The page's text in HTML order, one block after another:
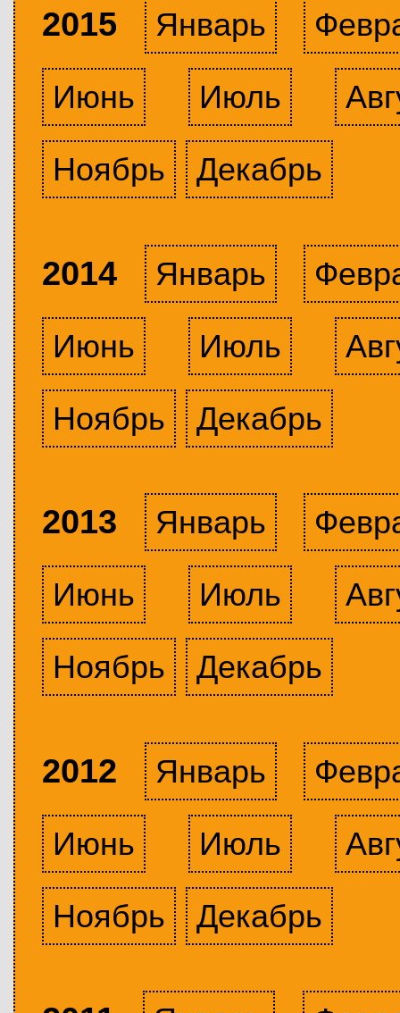
2015 Январь
Июнь
Июль
Ноябрь
Декабрь
2014 Январь
Июнь
Июль
Ноябрь
Декабрь
2013 Январь
Июнь
Июль
Ноябрь
Декабрь
2012 Январь
Июнь
Июль
Ноябрь
Декабрь